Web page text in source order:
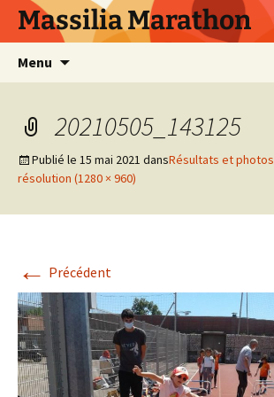
AllerMassilia Marathon
Menu
20210505_143125
Publié le 15 mai 2021 dansRésultats et photos
résolution (1280 × 960)
← Précédent